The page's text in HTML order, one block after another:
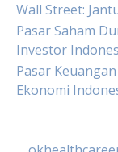
Wall Street:
Pasar Saham
Investor
Pasar
Ekonomi